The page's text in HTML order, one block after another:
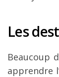
Les
Beaucoup
apprendre